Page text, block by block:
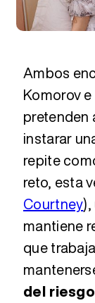
Ambos
Komorov
pretenden
instarar
repite
reto, esta
Courtney
mantiene
que
del